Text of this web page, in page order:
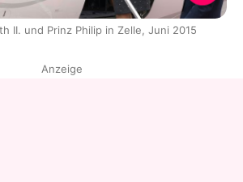
II. und Prinz Philip in Zelle, Juni 2015
Anzeige